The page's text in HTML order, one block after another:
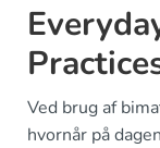
Ved brug af
hvornår på